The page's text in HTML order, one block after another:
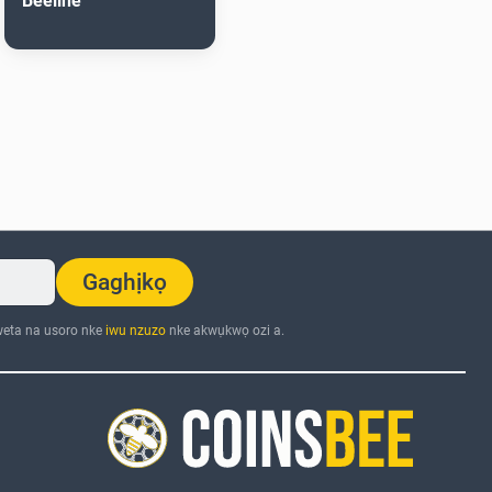
Gaghịkọ
na usoro nke iwu nzuzonke akwụkwọ ozi a.